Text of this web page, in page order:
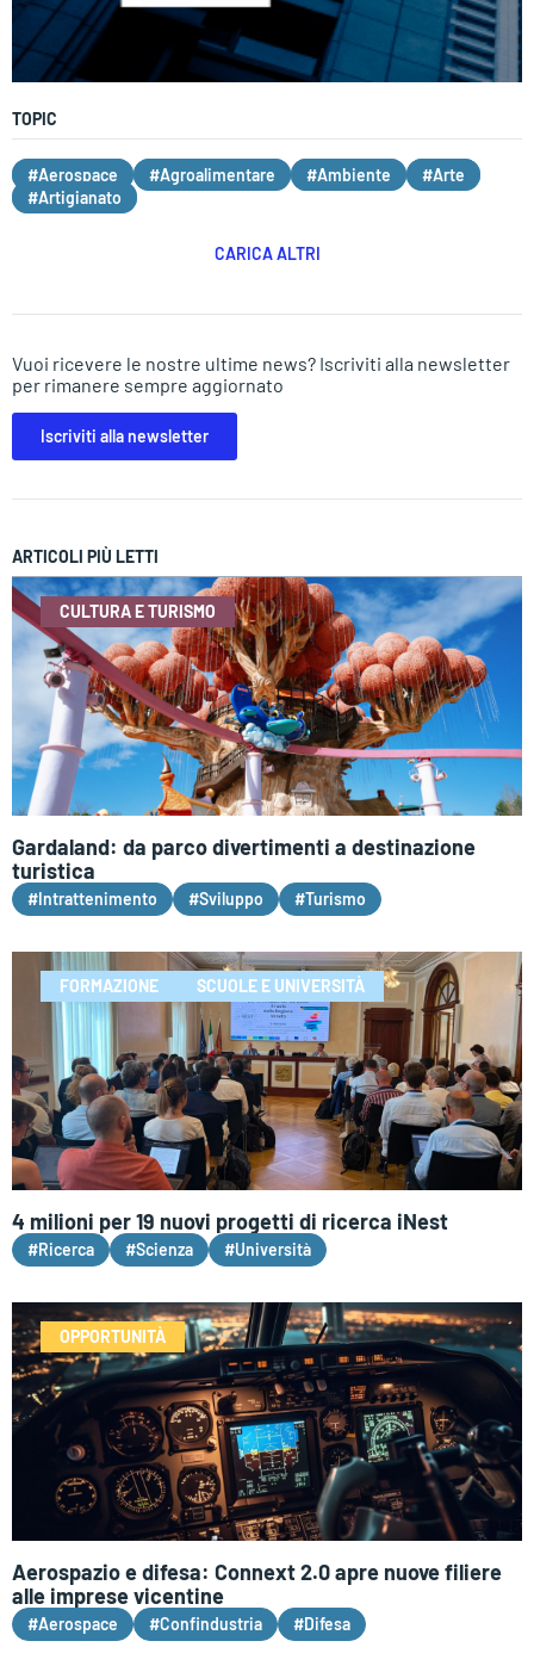
TOPIC
#Aerospace #Agroalimentare #Ambiente
#Arte
#Artigianato
CARICA ALTRI
Vuoi ricevere le nostre ultime news? Iscriviti alla newsletter
per rimanere sempre aggiornato
Iscriviti alla newsletter
ARTICOLI PIÙ LETTI
CULTURA E TURISMO
Gardaland: da parco divertimenti a destinazione
turistica
#Intrattenimento #Sviluppo #Turismo
FORMAZIONE SCUOLE E UNIVERSITÀ
4 milioni per 19 nuovi progetti di ricerca iNest
#Ricerca #Scienza #Università
OPPORTUNITÀ
Aerospazio e difesa: Connext 2.0 apre nuove filiere
alle imprese vicentine
#Aerospace #Confindustria #Difesa